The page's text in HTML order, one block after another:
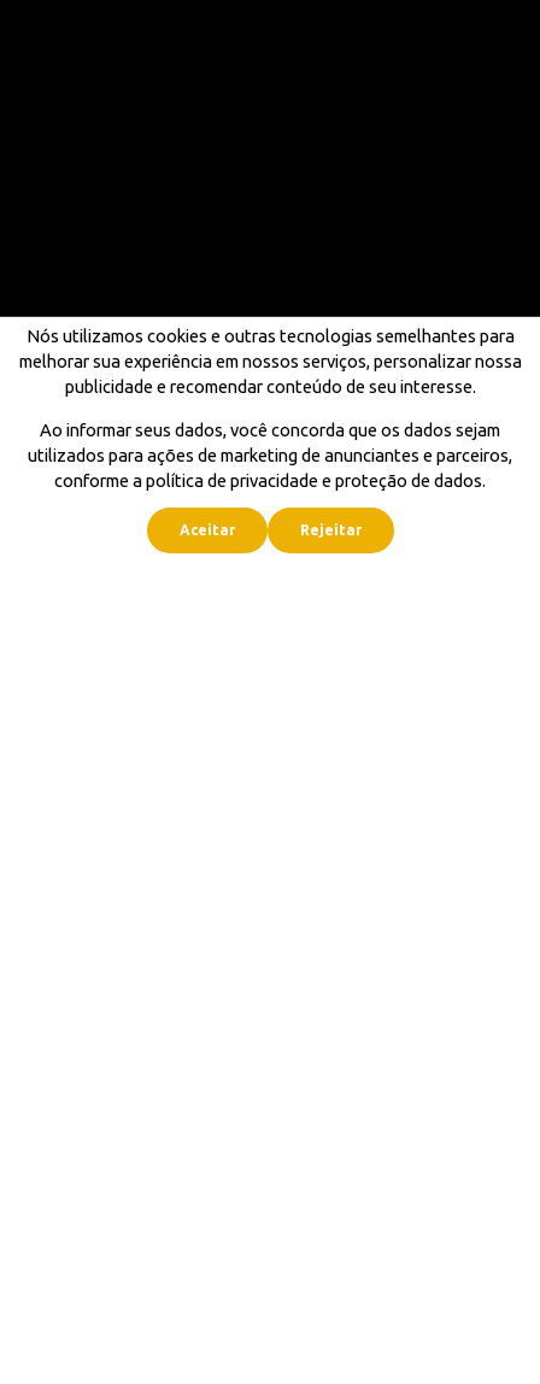
Nós utilizamos cookies e outras tecnologias semelhantes para
melhorar sua experiência em nossos serviços, personalizar nossa
publicidade e recomendar conteúdo de seu interesse.
Ao informar seus dados, você concorda que os dados sejam
utilizados para ações de marketing de anunciantes e parceiros,
conforme a política de privacidade e proteção de dados.
Aceitar Rejeitar